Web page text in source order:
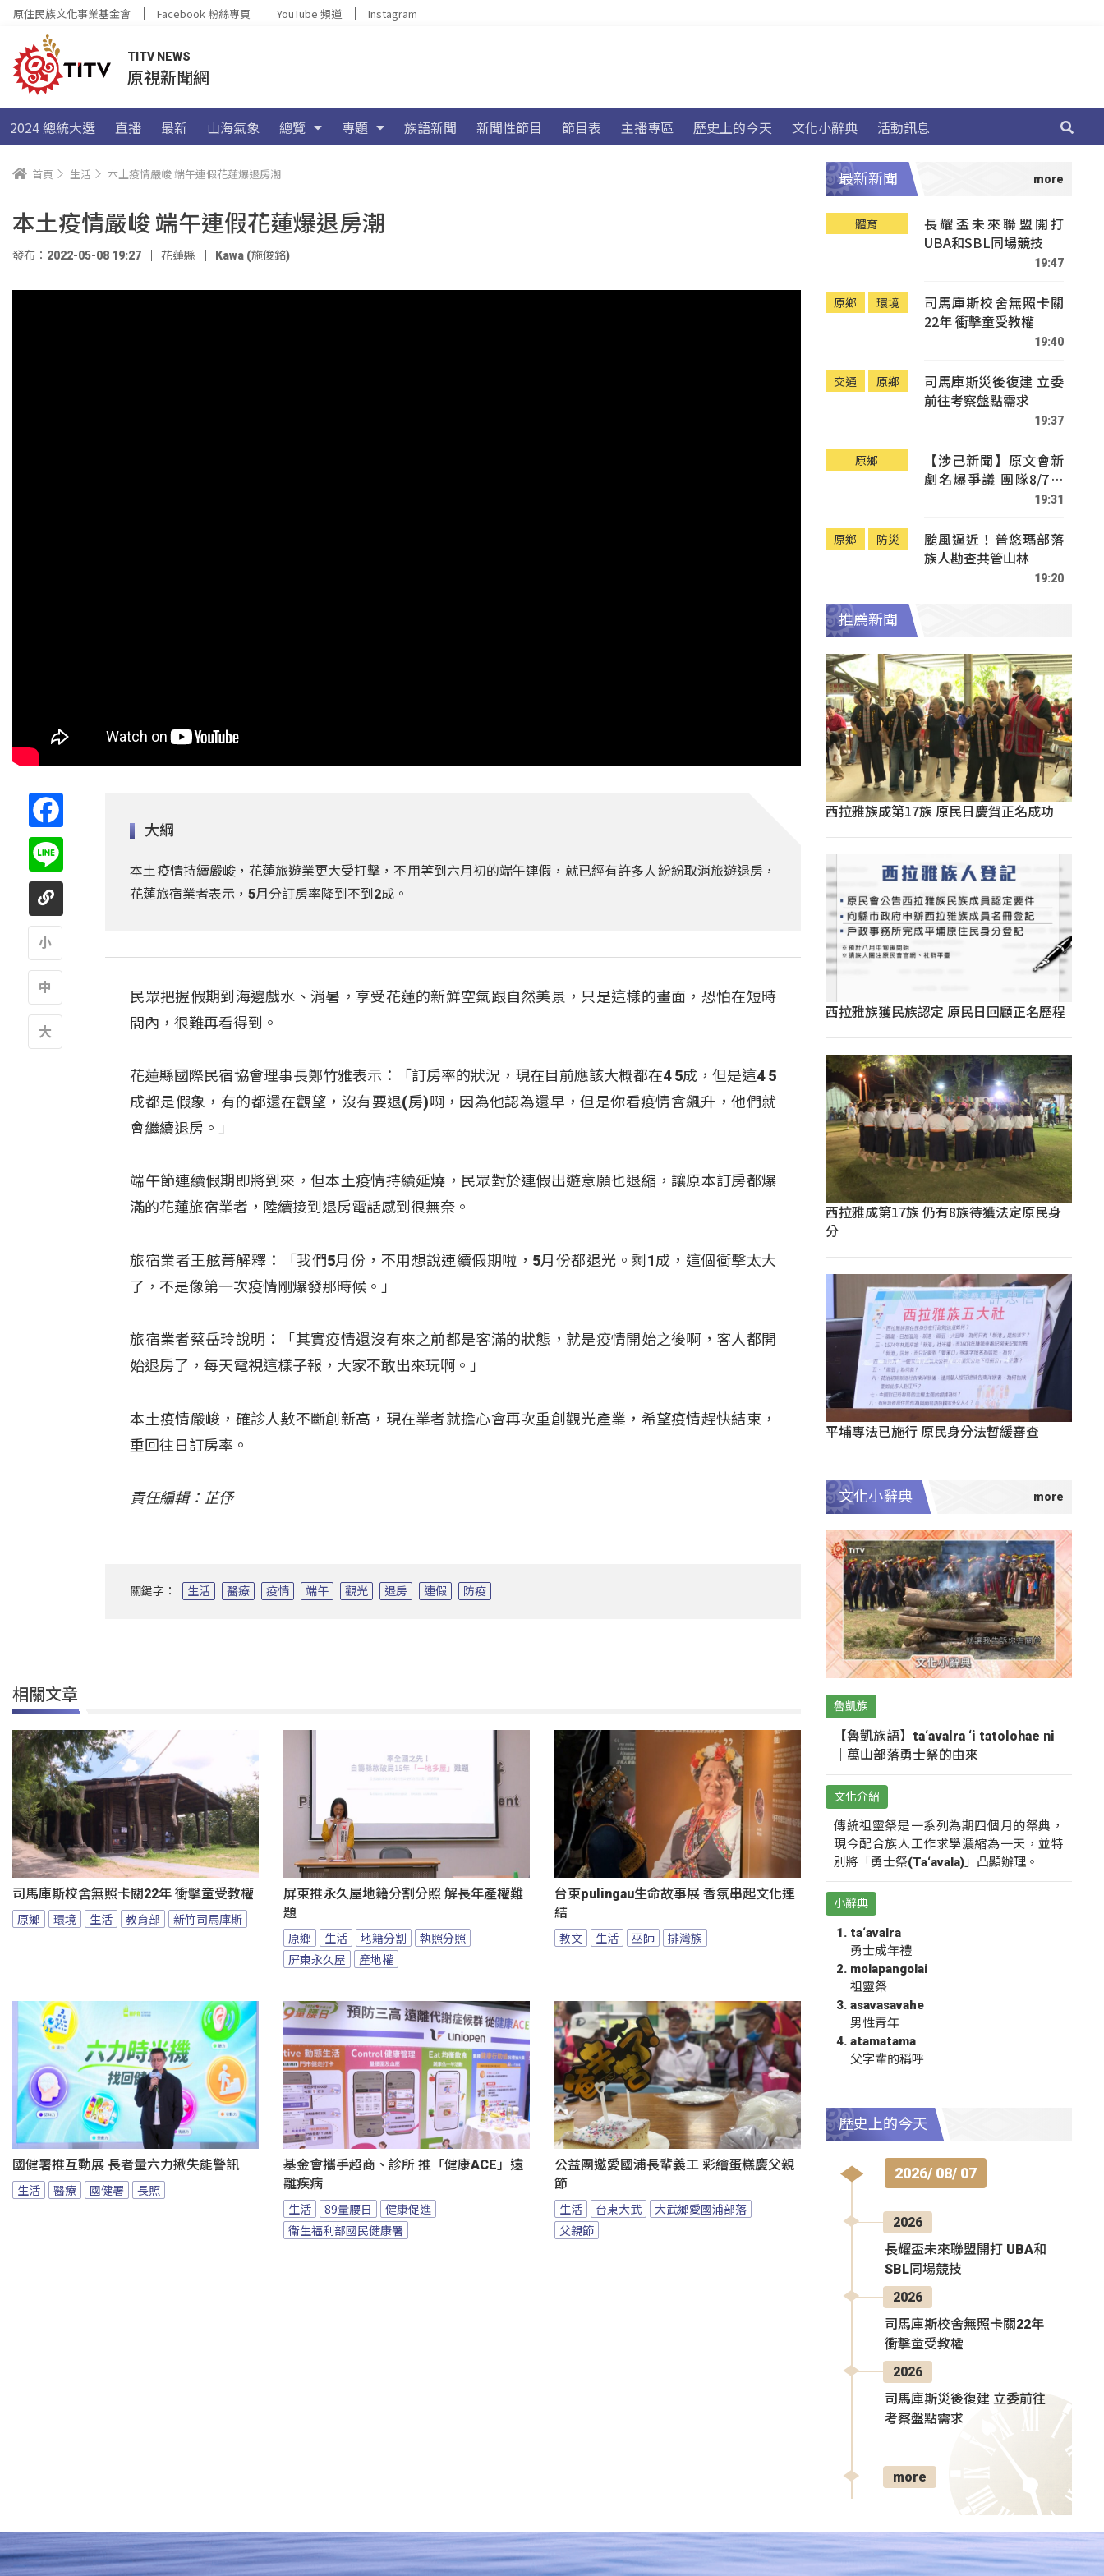
原住民族文化事業基金會 Facebook 粉絲專頁 YouTube 頻道 Instagram
TITV NEWS
原視新聞網
2024 總統大選 直播 最新 山海氣象 總覽 專題 族語新聞 新聞性節目 節目表 主播專區 歷史上的今天 文化小辭典 活動訊息
首頁 生活 本土疫情嚴峻 端午連假花蓮爆退房潮
本土疫情嚴峻 端午連假花蓮爆退房潮
發布：2022-05-08 19:27 花蓮縣 Kawa (施俊銘)
大綱
本土疫情持續嚴峻，花蓮旅遊業更大受打擊，不用等到六月初的端午連假，就已經有許多人紛紛取消旅遊退房，
花蓮旅宿業者表示，5月分訂房率降到不到2成。
民眾把握假期到海邊戲水、消暑，享受花蓮的新鮮空氣跟自然美景，只是這樣的畫面，恐怕在短時
間內，很難再看得到。
花蓮縣國際民宿協會理事長鄭竹雅表示：「訂房率的狀況，現在目前應該大概都在4 5成，但是這4 5
成都是假象，有的都還在觀望，沒有要退(房)啊，因為他認為還早，但是你看疫情會飆升，他們就
會繼續退房。」
端午節連續假期即將到來，但本土疫情持續延燒，民眾對於連假出遊意願也退縮，讓原本訂房都爆
滿的花蓮旅宿業者，陸續接到退房電話感到很無奈。
旅宿業者王舷菁解釋：「我們5月份，不用想說連續假期啦，5月份都退光。剩1成，這個衝擊太大
了，不是像第一次疫情剛爆發那時候。」
旅宿業者蔡岳玲說明：「其實疫情還沒有來之前都是客滿的狀態，就是疫情開始之後啊，客人都開
始退房了，每天電視這樣子報，大家不敢出來玩啊。」
本土疫情嚴峻，確診人數不斷創新高，現在業者就擔心會再次重創觀光產業，希望疫情趕快結束，
重回往日訂房率。
責任編輯：芷伃
關鍵字： 生活 醫療 疫情 端午 觀光 退房 連假 防疫
相關文章
司馬庫斯校舍無照卡關22年 衝擊童受教權
原鄉 環境 生活 教育部 新竹司馬庫斯
屏東推永久屋地籍分割分照 解長年產權難
題
原鄉 生活 地籍分割
執照分照
屏東永久屋
產地權
台東pulingau生命故事展 香氛串起文化連
結
教文 生活 巫師 排灣族
國健署推互動展 長者量六力揪失能警訊
生活 醫療 國健署 長照
基金會攜手超商、診所 推「健康ACE」遠
離疾病
生活 89量腰日
健康促進
衛生福利部國民健康署
公益團邀愛國浦長輩義工 彩繪蛋糕慶父親
節
生活 台東大武
大武鄉愛國浦部落
父親節
最新新聞
體育
長耀盃未來聯盟開打
UBA和SBL同場競技
19:47
原鄉 環境
司馬庫斯校舍無照卡關
22年 衝擊童受教權
19:40
交通 原鄉
司馬庫斯災後復建 立委
前往考察盤點需求
19:37
原鄉
【涉己新聞】原文會新
劇名爆爭議 團隊8/7赴
19:31
原鄉 防災
颱風逼近！普悠瑪部落
族人勘查共管山林
19:20
推薦新聞
西拉雅族成第17族 原民日慶賀正名成功
西拉雅族獲民族認定 原民日回顧正名歷程
西拉雅成第17族 仍有8族待獲法定原民身
分
平埔專法已施行 原民身分法暫緩審查
文化小辭典
魯凱族
【魯凱族語】ta‘avalra ‘i tatolohae ni
｜萬山部落勇士祭的由來
文化介紹
傳統祖靈祭是一系列為期四個月的祭典，
現今配合族人工作求學濃縮為一天，並特
別將「勇士祭(Ta‘avala)」凸顯辦理。
小辭典
ta‘avalra
勇士成年禮
molapangolai
祖靈祭
asavasavahe
男性青年
atamatama
父字輩的稱呼
歷史上的今天
2026/ 08/ 07
2026
長耀盃未來聯盟開打 UBA和
SBL同場競技
2026
司馬庫斯校舍無照卡關22年
衝擊童受教權
2026
司馬庫斯災後復建 立委前往
考察盤點需求
more